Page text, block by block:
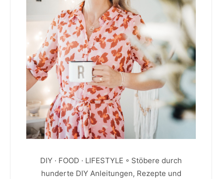
DIY · FOOD · LIFESTYLE ◦ Stöbere durch
hunderte DIY Anleitungen, Rezepte und